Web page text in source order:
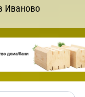
Иваново